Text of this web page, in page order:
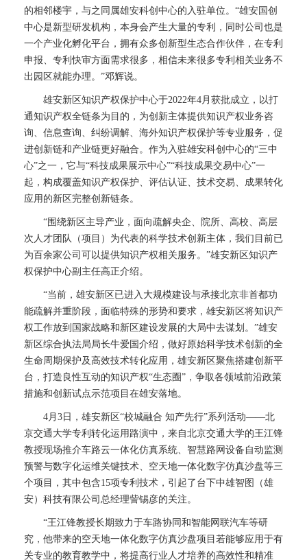
的相邻楼宇，与之同属雄安科创中心的入驻单位。“雄安国创
中心是新型研发机构，本身会产生大量的专利，同时公司也是
一个产业化孵化平台，拥有众多创新型生态合作伙伴，在专利
申报、专利快审方面需求很多，相信未来很多专利相关业务不
出园区就能办理。”邓辉说。
雄安新区知识产权保护中心于2022年4月获批成立，以打
通知识产权全链条为目的，为创新主体提供知识产权业务咨
询、信息查询、纠纷调解、海外知识产权保护等专业服务，促
进创新链和产业链更好融合。作为入驻雄安科创中心的“三中
心”之一，它与“科技成果展示中心”“科技成果交易中心”一
起，构成覆盖知识产权保护、评估认证、技术交易、成果转化
应用的新区完整创新链条。
“围绕新区主导产业，面向疏解央企、院所、高校、高层
次人才团队（项目）为代表的科学技术创新主体，我们目前已
为百余家公司可以提供知识产权相关服务。”雄安新区知识产
权保护中心副主任高正介绍。
“当前，雄安新区已进入大规模建设与承接北京非首都功
能疏解并重阶段，面临特殊的形势和要求，雄安新区将知识产
权工作放到国家战略和新区建设发展的大局中去谋划。”雄安
新区综合执法局局长牛爱国介绍，做好原始科学技术创新的全
生命周期保护及高效技术转化应用，雄安新区聚焦搭建创新平
台，打造良性互动的知识产权“生态圈”，争取各领域前沿政策
措施和创新试点示范项目在雄安落地。
4月3日，雄安新区“校城融合 知产先行”系列活动——北
京交通大学专利转化运用路演中，来自北京交通大学的王江锋
教授现场推介车路云一体化仿真系统、智慧路网设备自动监测
预警与数字化运维关键技术、空天地一体化数字仿真沙盘等三
个项目，其中包含15项专利技术，引起了台下中雄智图（雄
安）科技有限公司总经理訾锡彦的关注。
“王江锋教授长期致力于车路协同和智能网联汽车等研
究，他带来的空天地一体化数字仿真沙盘项目若能够应用于有
关专业的教育教学中，将提高行业人才培养的高效性和精准